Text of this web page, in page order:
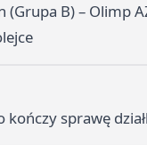
(Grupa B) – Olimp
kończy sprawę